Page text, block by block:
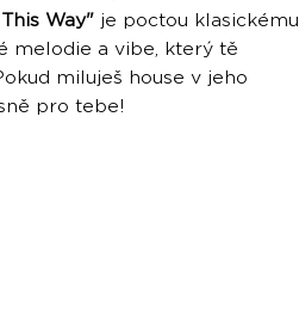
Way" je poctou klasickému
melodie a vibe, který tě
miluješ house v jeho
pro tebe!